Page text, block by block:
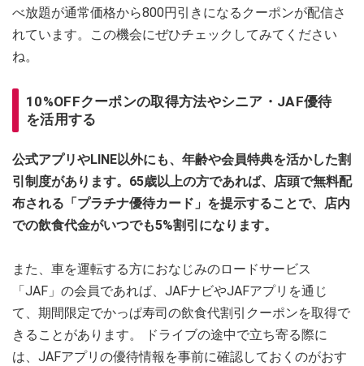
べ放題が通常価格から800円引きになるクーポンが配信さ
れています。この機会にぜひチェックしてみてください
ね。
10%OFFクーポンの取得方法やシニア・JAF優待
を活用する
公式アプリやLINE以外にも、年齢や会員特典を活かした割
引制度があります。65歳以上の方であれば、店頭で無料配
布される「プラチナ優待カード」を提示することで、店内
での飲食代金がいつでも5%割引になります。
また、車を運転する方におなじみのロードサービス
「JAF」の会員であれば、JAFナビやJAFアプリを通じ
て、期間限定でかっぱ寿司の飲食代割引クーポンを取得で
きることがあります。 ドライブの途中で立ち寄る際に
は、JAFアプリの優待情報を事前に確認しておくのがおす